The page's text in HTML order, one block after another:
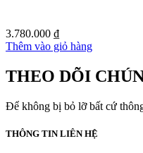
3.780.000 ₫
Thêm vào giỏ hàng
THEO DÕI
Để không bị bỏ lỡ bất cứ
THÔNG TIN LIÊN HỆ